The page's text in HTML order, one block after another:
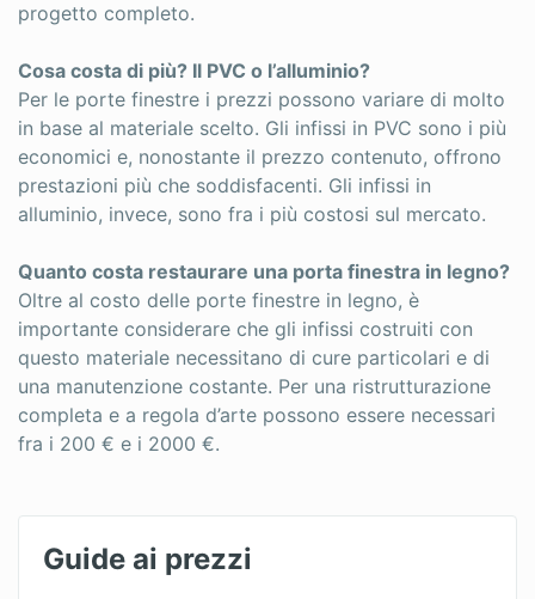
progetto completo.
Cosa costa di più? Il PVC o l’alluminio?
Per le porte finestre i prezzi possono variare di molto
in base al materiale scelto. Gli infissi in PVC sono i più
economici e, nonostante il prezzo contenuto, offrono
prestazioni più che soddisfacenti. Gli infissi in
alluminio, invece, sono fra i più costosi sul mercato.
Quanto costa restaurare una porta finestra in legno?
Oltre al costo delle porte finestre in legno, è
importante considerare che gli infissi costruiti con
questo materiale necessitano di cure particolari e di
una manutenzione costante. Per una ristrutturazione
completa e a regola d’arte possono essere necessari
fra i 200 € e i 2000 €.
Guide ai prezzi